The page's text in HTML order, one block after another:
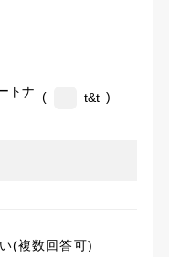
トナ ( t&t )
(複数回答可)